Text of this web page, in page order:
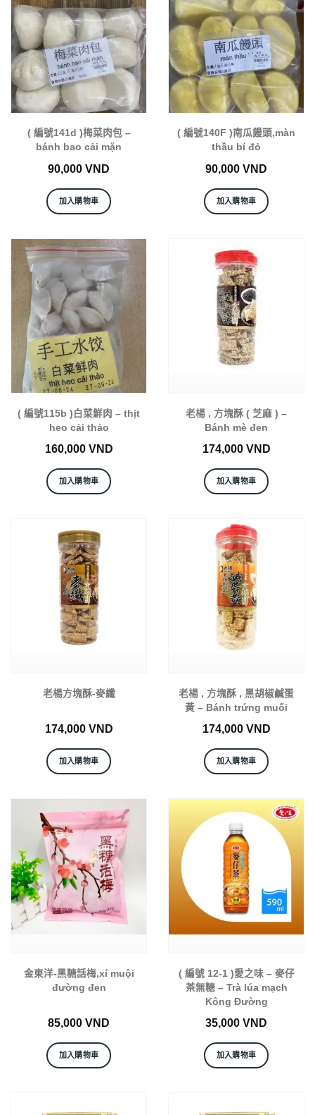
( 編號141d )梅菜肉包 –
bánh bao cải mặn
90,000 VND
加入購物車
( 編號140F )南瓜饅頭,màn
thầu bí đỏ
90,000 VND
加入購物車
( 編號115b )白菜鮮肉 – thịt
heo cải thảo
160,000 VND
加入購物車
老楊 , 方塊酥 ( 芝麻 ) –
Bánh mè đen
174,000 VND
加入購物車
老楊方塊酥-麥纖
174,000 VND
加入購物車
老楊 , 方塊酥 , 黑胡椒鹹蛋
黃 – Bánh trứng muối
174,000 VND
加入購物車
金東洋-黑糖話梅,xí muội
đường đen
85,000 VND
加入購物車
( 編號 12-1 )愛之味 – 麥仔
茶無糖 – Trà lúa mạch
Kông Đường
35,000 VND
加入購物車